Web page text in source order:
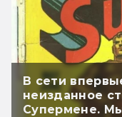
В сети
неизданное
Супермене.